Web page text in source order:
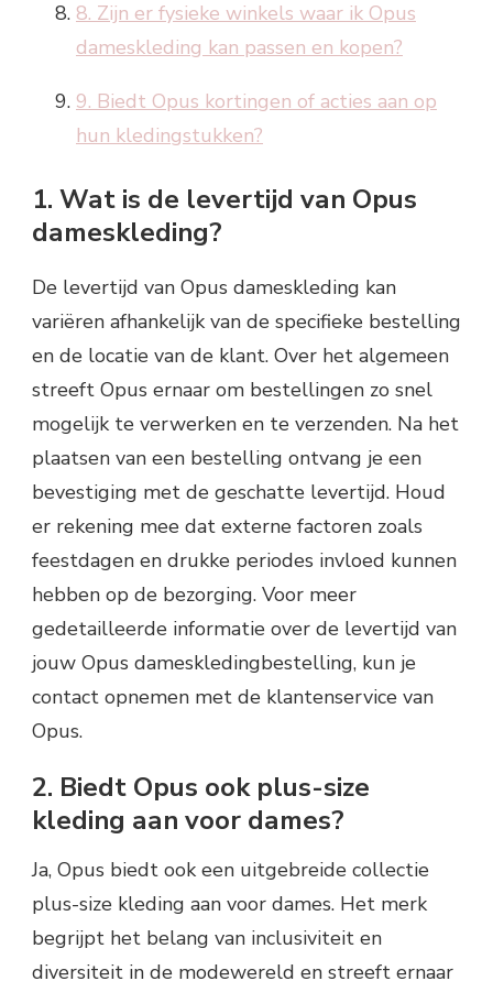
8. Zijn er fysieke winkels waar ik Opus
dameskleding kan passen en kopen?
9. Biedt Opus kortingen of acties aan op
hun kledingstukken?
1. Wat is de levertijd van Opus
dameskleding?
De levertijd van Opus dameskleding kan
variëren afhankelijk van de specifieke bestelling
en de locatie van de klant. Over het algemeen
streeft Opus ernaar om bestellingen zo snel
mogelijk te verwerken en te verzenden. Na het
plaatsen van een bestelling ontvang je een
bevestiging met de geschatte levertijd. Houd
er rekening mee dat externe factoren zoals
feestdagen en drukke periodes invloed kunnen
hebben op de bezorging. Voor meer
gedetailleerde informatie over de levertijd van
jouw Opus dameskledingbestelling, kun je
contact opnemen met de klantenservice van
Opus.
2. Biedt Opus ook plus-size
kleding aan voor dames?
Ja, Opus biedt ook een uitgebreide collectie
plus-size kleding aan voor dames. Het merk
begrijpt het belang van inclusiviteit en
diversiteit in de modewereld en streeft ernaar